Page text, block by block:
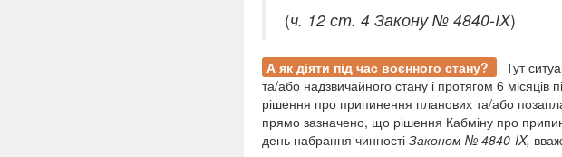
(ч. 12 ст. 4 Закону № 4840-IX)
А як діяти під час воєнного стану? Тут
та/або надзвичайного стану і протягом 6
рішення про припинення планових та/або
прямо зазначено, що рішення Кабміну про
день набрання чинності Законом № 4840-IX,